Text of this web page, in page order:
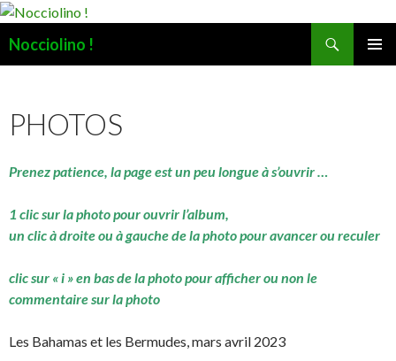
Nocciolino !
PHOTOS
Prenez patience, la page est un peu longue à s’ouvrir …
1 clic sur la photo pour ouvrir l’album,
un clic à droite ou à gauche de la photo pour avancer ou reculer
clic sur « i » en bas de la photo pour afficher ou non le
commentaire sur la photo
Les Bahamas et les Bermudes, mars avril 2023